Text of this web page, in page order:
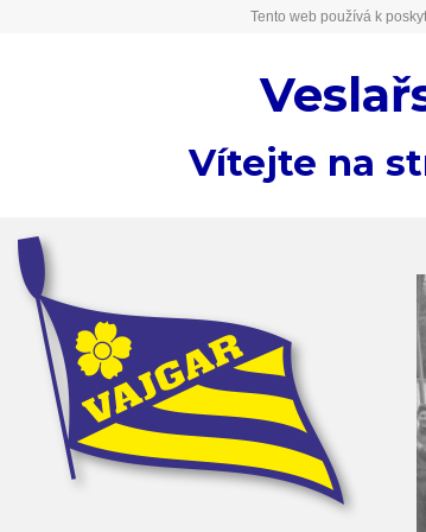
Tento web používá k
Vítejte na